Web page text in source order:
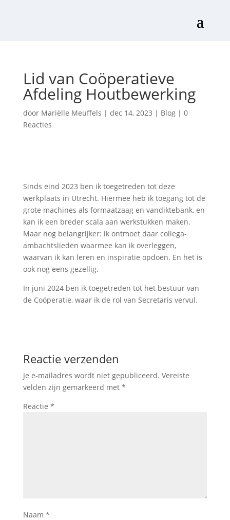
Lid van Coöperatieve
Afdeling Houtbewerking
door Mariëlle Meuffels | dec 14, 2023 | Blog| 0
Reacties
Sinds eind 2023 ben ik toegetreden tot deze
werkplaats in Utrecht. Hiermee heb ik toegang tot de
grote machines als formaatzaag en vandiktebank, en
kan ik een breder scala aan werkstukken maken.
Maar nog belangrijker: ik ontmoet daar collega-
ambachtslieden waarmee kan ik overleggen,
waarvan ik kan leren en inspiratie opdoen. En het is
ook nog eens gezellig.
In juni 2024 ben ik toegetreden tot het bestuur van
de Coöperatie, waar ik de rol van Secretaris vervul.
Reactie verzenden
Je e-mailadres wordt niet gepubliceerd. Vereiste
velden zijn gemarkeerd met *
Reactie *
Naam *